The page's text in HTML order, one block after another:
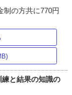
制の方共に770円
と結果の知識の